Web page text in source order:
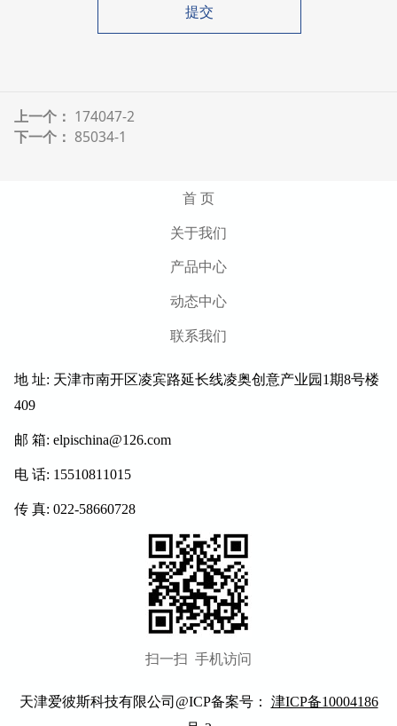
提交
上一个： 174047-2
下一个： 85034-1
首 页
关于我们
产品中心
动态中心
联系我们
地 址: 天津市南开区凌宾路延长线凌奥创意产业园1期8号楼
409
邮 箱: elpischina@126.com
电 话: 15510811015
传 真: 022-58660728
扫一扫 手机访问
天津爱彼斯科技有限公司@ICP备案号： 津ICP备10004186